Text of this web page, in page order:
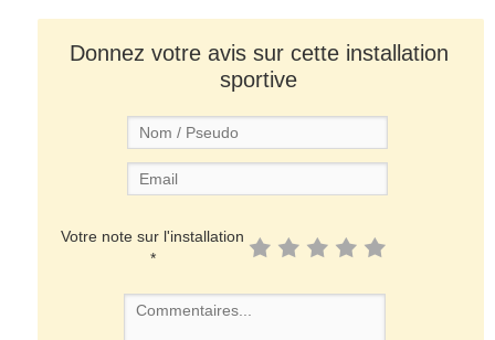
Donnez votre avis sur cette installation
sportive
Votre note sur l'installation
*